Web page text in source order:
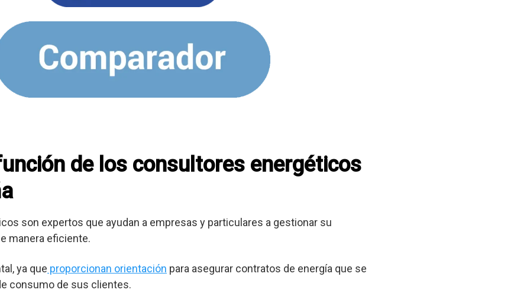
de los consultores energéticos
son expertos que ayudan a empresas y particulares a gestionar su
manera eficiente.
ya que proporcionan orientación para asegurar contratos de energía que se
consumo de sus clientes.